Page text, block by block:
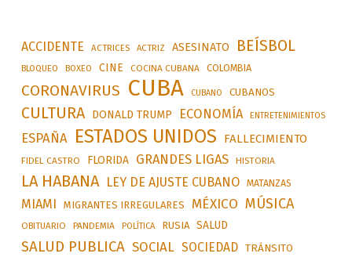
ACCIDENTE ACTRICES ACTRIZ ASESINATO BEÍSBOL
BLOQUEO BOXEO CINE COCINA CUBANA COLOMBIA
CORONAVIRUS CUBA CUBANO CUBANOS
CULTURA DONALD TRUMP ECONOMÍA ENTRETENIMIENTOS
ESPAÑA ESTADOS UNIDOS FALLECIMIENTO
FIDEL CASTRO FLORIDA GRANDES LIGAS HISTORIA
LA HABANA LEY DE AJUSTE CUBANO MATANZAS
MIAMI MIGRANTES IRREGULARES MÉXICO MÚSICA
OBITUARIO PANDEMIA POLÍTICA RUSIA SALUD
SALUD PUBLICA SOCIAL SOCIEDAD TRÁNSITO